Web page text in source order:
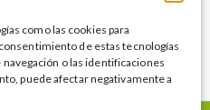
como las cookies para
de estas tecnologías
o las identificaciones
puede afectar negativamente a